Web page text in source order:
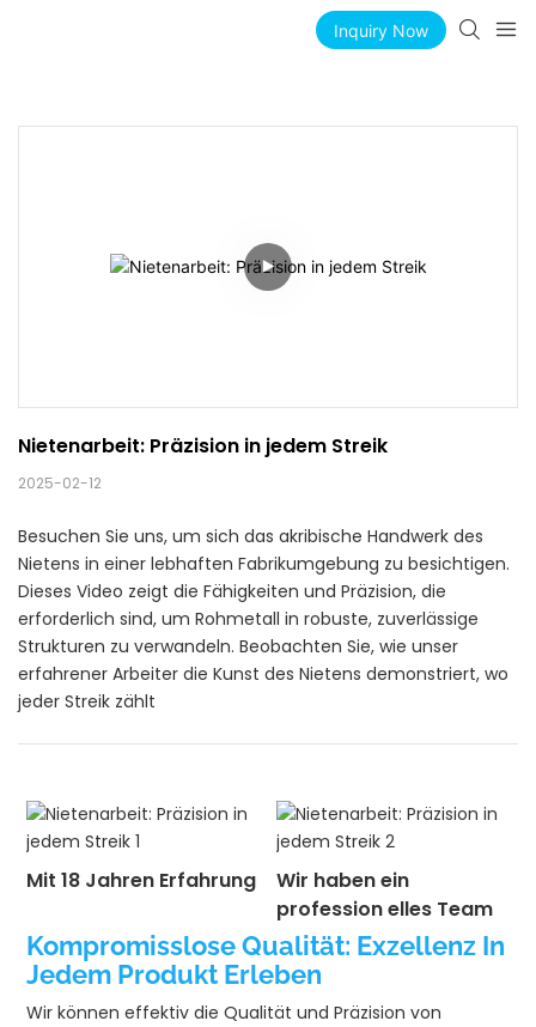
Inquiry Now
Nietenarbeit: Präzision in jedem Streik
2025-02-12
Besuchen Sie uns, um sich das akribische Handwerk des
Nietens in einer lebhaften Fabrikumgebung zu besichtigen.
Dieses Video zeigt die Fähigkeiten und Präzision, die
erforderlich sind, um Rohmetall in robuste, zuverlässige
Strukturen zu verwandeln. Beobachten Sie, wie unser
erfahrener Arbeiter die Kunst des Nietens demonstriert, wo
jeder Streik zählt
Mit 18 Jahren Erfahrung
Wir haben ein
profession elles Team
Kompromisslose Qualität: Exzellenz In
Jedem Produkt Erleben
Wir können effektiv die Qualität und Präzision von